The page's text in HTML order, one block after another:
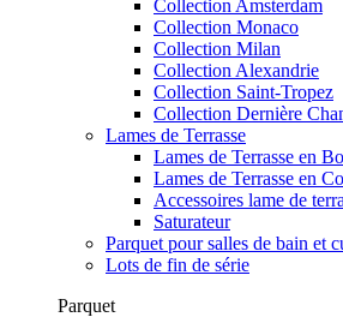
Collection Amsterdam
Collection Monaco
Collection Milan
Collection Alexandrie
Collection Saint-Tropez
Collection Dernière
Lames de Terrasse
Lames de Terrasse en
Lames de Terrasse en
Accessoires lame de
Saturateur
Parquet pour salles de bain et
Lots de fin de série
Parquet